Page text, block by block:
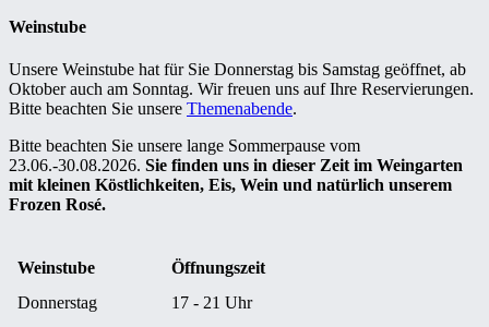
Weinstube
Unsere Weinstube hat für Sie Donnerstag bis Samstag geöffnet, ab
Oktober auch am Sonntag. Wir freuen uns auf Ihre Reservierungen.
Bitte beachten Sie unsere Themenabende.
Bitte beachten Sie unsere lange Sommerpause vom
23.06.-30.08.2026. Sie finden uns in dieser Zeit im Weingarten
mit kleinen Köstlichkeiten, Eis, Wein und natürlich unserem
Frozen Rosé.
Weinstube
Öffnungszeit
Donnerstag
17 - 21 Uhr